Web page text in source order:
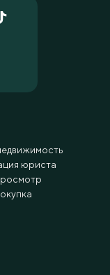
юриста